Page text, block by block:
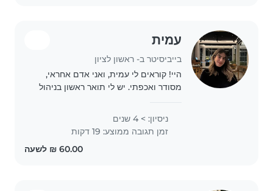
עמית
בייביסיטר ב- ראשון לציון
היי! קוראים לי עמית, ואני אדם אחראי,
מסודר ואכפתי. יש לי תואר ראשון בניהול
באמת..
ניסיון: > 4 שנים
זמן תגובה ממוצע: 19 דקות